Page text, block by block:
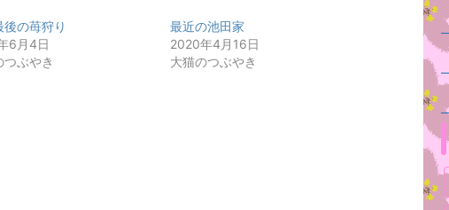
後の苺狩り
6月4日
つぶやき
最近の池田家
2020年4月16日
大猫のつぶやき